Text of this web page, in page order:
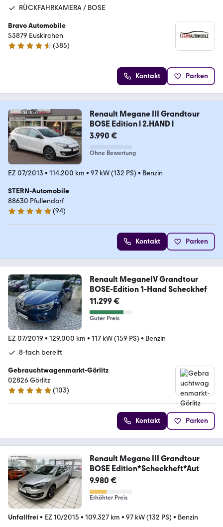
RÜCKFAHRKAMERA / BOSE
Bravo Automobile
53879 Euskirchen
4.7 Sterne
(385)
Kontakt Parken
Renault Megane III Grandtour
BOSE Edition l 2.HAND l
3.990 €
Ohne Bewertung
EZ 07/2013 • 114.200 km • 97 kW (132 PS) • Benzin
STERN-Automobile
88630 Pfullendorf
4.9 Sterne
(94)
Kontakt Parken
Renault MeganeIV Grandtour
BOSE-Edition 1-Hand Scheckhef
11.299 €
Guter Preis
EZ 07/2019 • 129.000 km • 117 kW (159 PS) • Benzin
8-fach bereift
Gebrauchtwagenmarkt-Görlitz
02826 Görlitz
4.8 Sterne
(103)
Kontakt Parken
Renault Megane III Grandtour
BOSE Edition*Scheckheft*Aut
9.980 €
Erhöhter Preis
Unfallfrei • EZ 10/2015 • 109.327 km • 97 kW (132 PS) • Benzin